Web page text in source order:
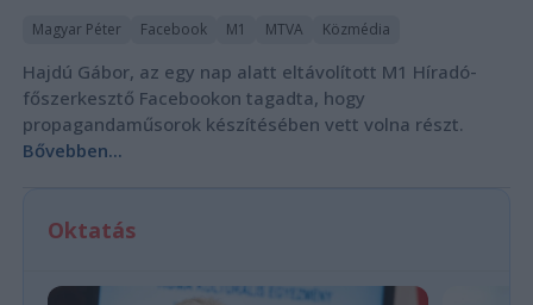
Magyar Péter Facebook M1 MTVA Közmédia
Hajdú Gábor, az egy nap alatt eltávolított M1 Híradó-
főszerkesztő Facebookon tagadta, hogy
propagandaműsorok készítésében vett volna részt.
Bővebben...
Oktatás